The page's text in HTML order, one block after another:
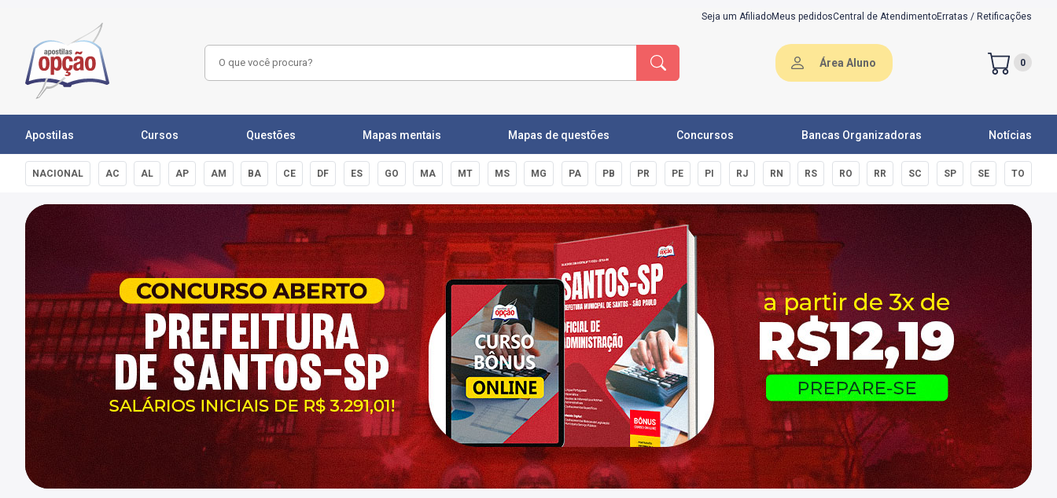
Seja um AfiliadoMeus pedidosCentral de AtendimentoErratas / Retificações
Área Aluno 0
Apostilas Cursos Questões Mapas mentais Mapas de questões Concursos Bancas Organizadoras Notícias
NACIONAL AC AL AP AM BA CE DF ES GO MA MT MS MG PA PB PR PE PI RJ RN RS RO RR SC SP SE TO